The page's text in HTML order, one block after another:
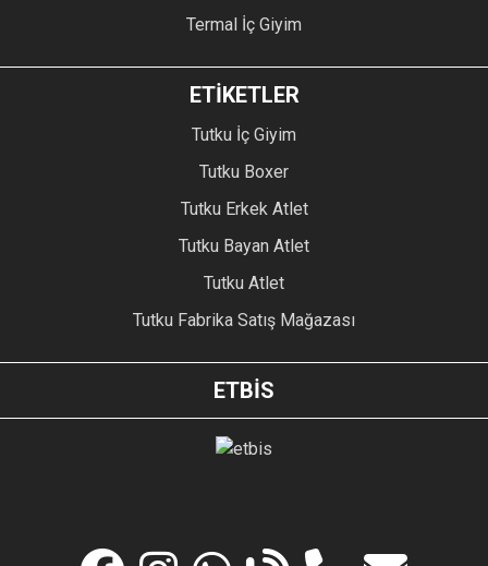
Termal İç Giyim
ETİKETLER
Tutku İç Giyim
Tutku Boxer
Tutku Erkek Atlet
Tutku Bayan Atlet
Tutku Atlet
Tutku Fabrika Satış Mağazası
ETBİS